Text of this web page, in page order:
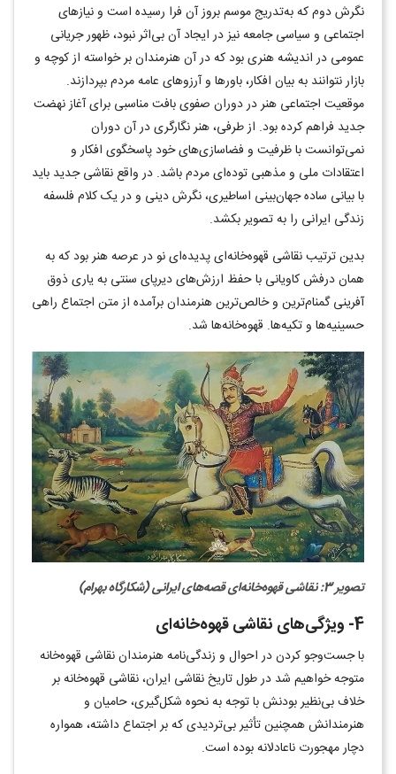
نگرش دوم که به‌تدریج موسم بروز آن فرا رسیده است و نیازهای
اجتماعی و سیاسی جامعه نیز در ایجاد آن بی‌اثر نبود، ظهور جریانی
عمومی در اندیشه هنری بود که در آن هنرمندان بر خواسته از کوچه و
بازار نتوانند به بیان افکار، باورها و آرزوهای عامه مردم بپردازند.
موقعیت اجتماعی هنر در دوران صفوی بافت مناسبی برای آغاز نهضت
جدید فراهم کرده بود. از طرفی، هنر نگارگری در آن دوران
نمی‌توانست با ظرفیت و فضاسازی‌های خود پاسخگوی افکار و
اعتقادات ملی و مذهبی توده‌ای مردم باشد. در واقع نقاشی جدید باید
با بیانی ساده جهان‌بینی اساطیری، نگرش دینی و در یک کلام فلسفه
زندگی ایرانی را به تصویر بکشد.
بدین ترتیب نقاشی قهوه‌خانه‌ای پدیده‌ای نو در عرصه هنر بود که به
همان درفش کاویانی با حفظ ارزش‌های دیرپای سنتی به یاری ذوق
آفرینی گمنام‌ترین و خالص‌ترین هنرمندان برآمده از متن اجتماع راهی
حسینیه‌ها و تکیه‌ها. قهوه‌خانه‌ها شد.
تصویر 3: نقاشی قهوه‌خانه‌ای قصه‌های ایرانی (شکارگاه بهرام)
4- ویژگی‌های نقاشی قهوه‌خانه‌ای
با جست‌وجو کردن در احوال و زندگی‌نامه هنرمندان نقاشی قهوه‌خانه
متوجه خواهیم شد در طول تاریخ نقاشی ایران، نقاشی قهوه‌خانه بر
خلاف بی‌نظیر بودنش با توجه به نحوه شکل‌گیری، حامیان و
هنرمندانش همچنین تأثیر بی‌تردیدی که بر اجتماع داشته، همواره
دچار مهجورت ناعادلانه بوده است.